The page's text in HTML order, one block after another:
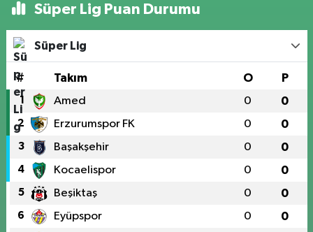
Süper Lig Puan Durumu
Süper Lig
# Takım O P
1 Amed 0 0
2 Erzurumspor FK 0 0
3 Başakşehir 0 0
4 Kocaelispor 0 0
5 Beşiktaş 0 0
6 Eyüpspor 0 0